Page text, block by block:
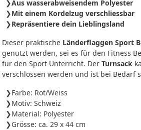
Aus wasserabweisendem Polyester
Mit einem Kordelzug verschliessbar
Repräsentiere dein Lieblingsland
Dieser praktische Länderflaggen Sport
genutzt werden, sei es für den Fitness
für den Sport Unterricht. Der Turnsack
verschlossen werden und ist bei Bedarf
Farbe: Rot/Weiss
Motiv: Schweiz
Material: Polyester
Grösse: ca. 29 x 44 cm